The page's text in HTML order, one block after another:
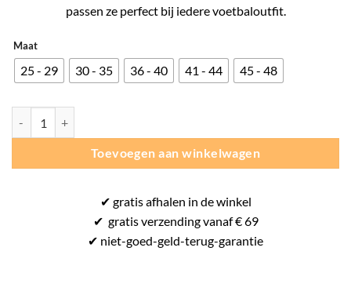
passen ze perfect bij iedere voetbaloutfit.
Maat
25 - 29 30 - 35 36 - 40 41 - 44 45 - 48
Toevoegen aan winkelwagen
✔ gratisafhalen in de winkel
✔ gratisverzending vanaf € 69
✔ niet-goed-geld-terug-garantie